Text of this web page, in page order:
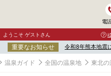
電
ようこそ ゲストさん
重要なお知らせ 令和8年熊本地震
温泉ガイド 全国の温泉地 東北